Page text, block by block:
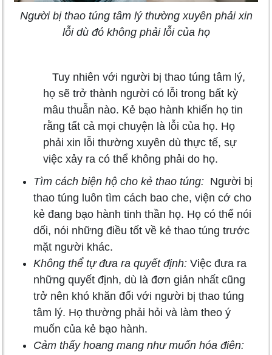
Người bị thao túng tâm lý thường xuyên phải xin
lỗi dù đó không phải lỗi của họ
Tuy nhiên với người bị thao túng tâm lý,
họ sẽ trở thành người có lỗi trong bất kỳ
mâu thuẫn nào. Kẻ bạo hành khiến họ tin
rằng tất cả mọi chuyện là lỗi của họ. Họ
phải xin lỗi thường xuyên dù thực tế, sự
việc xảy ra có thể không phải do họ.
Tìm cách biện hộ cho kẻ thao túng: Người bị
thao túng luôn tìm cách bao che, viện cớ cho
kẻ đang bạo hành tinh thần họ. Họ có thể nói
dối, nói những điều tốt về kẻ thao túng trước
mặt người khác.
Không thể tự đưa ra quyết định: Việc đưa ra
những quyết định, dù là đơn giản nhất cũng
trở nên khó khăn đối với người bị thao túng
tâm lý. Họ thường phải hỏi và làm theo ý
muốn của kẻ bạo hành.
Cảm thấy hoang mang như muốn hóa điên: